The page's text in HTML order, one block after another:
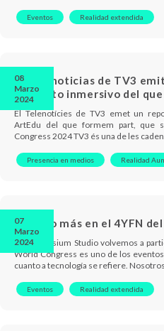
Eventos Realidad extendida
08
Marzo
2024
El Telenoticias de TV3
proyecto inmersivo del
El Telenotícies de TV3 emet un
ArtEdu del que formem part, que
Congress 2024 TV3 és una de les
Presencia en medios Realidad
07
Marzo
2024
¡Un año más en el 4YFN
En Immersium Studio volvemos a
World Congress es uno de los
cuanto a tecnología se refiere.
Eventos Realidad extendida